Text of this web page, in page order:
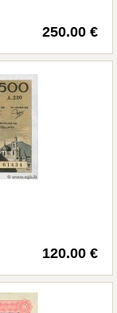
250.00 €
120.00 €